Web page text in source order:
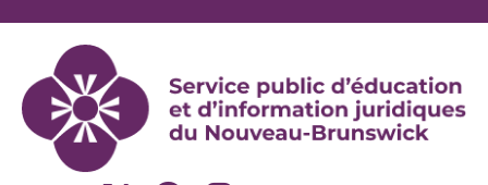
Skip
content